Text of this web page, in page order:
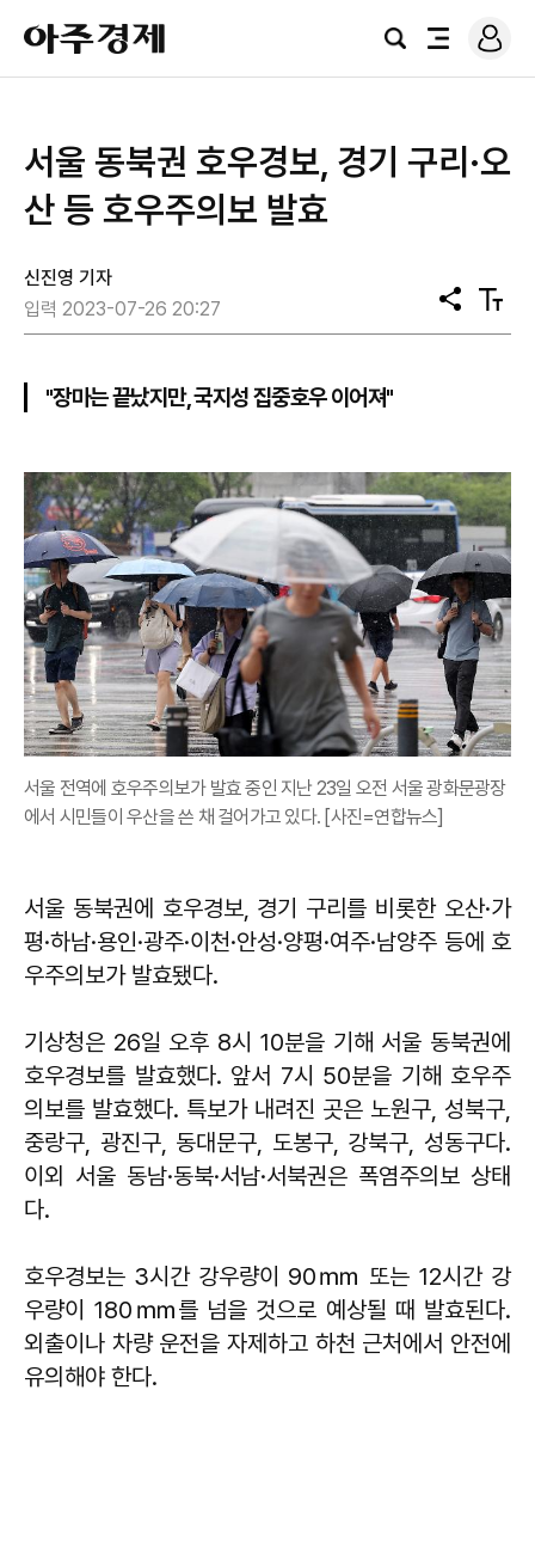
아
주
경
검
전
로
그
서울 동북권 호우경보, 경기 구리·오
산 등 호우주의보 발효
신진영 기자
입력 2023-07-26 20:27
공
유
텍
스
"장마는 끝났지만, 국지성 집중호우 이어져"
서울 전역에 호우주의보가 발효 중인 지난 23일 오전 서울 광화문광장
에서 시민들이 우산을 쓴 채 걸어가고 있다. [사진=연합뉴스]
서울 동북권에 호우경보, 경기 구리를 비롯한 오산·가
평·하남·용인·광주·이천·안성·양평·여주·남양주 등에 호
우주의보가 발효됐다.
기상청은 26일 오후 8시 10분을 기해 서울 동북권에
호우경보를 발효했다. 앞서 7시 50분을 기해 호우주
의보를 발효했다. 특보가 내려진 곳은 노원구, 성북구,
중랑구, 광진구, 동대문구, 도봉구, 강북구, 성동구다.
이외 서울 동남·동북·서남·서북권은 폭염주의보 상태
다.
호우경보는 3시간 강우량이 90㎜ 또는 12시간 강
우량이 180㎜를 넘을 것으로 예상될 때 발효된다.
외출이나 차량 운전을 자제하고 하천 근처에서 안전에
유의해야 한다.